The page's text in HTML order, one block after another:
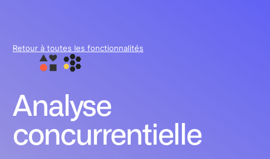
Retour à toutes les fonctionnalités
Analyse
concurrentielle